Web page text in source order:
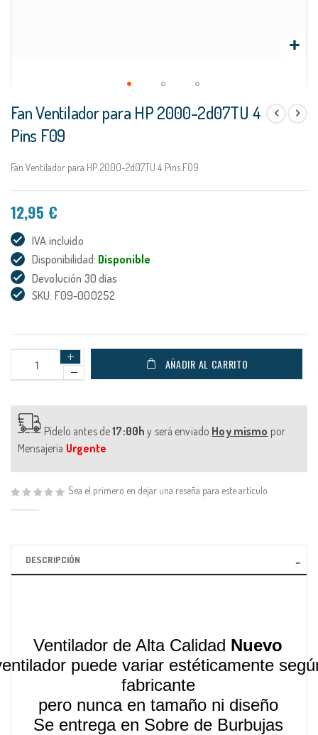
al
de
galería
Fan Ventilador para HP 2000-2d07TU 4
Pins F09
Fan Ventilador para HP 2000-2d07TU 4 Pins F09
12,95 €
IVA incluido
Disponibilidad: Disponible
Devolución 30 días
SKU: F09-000252
AÑADIR AL CARRITO
Pídelo antes de17:00h y será enviado Hoy mismo por
Mensajería Urgente
Sea el primero en dejar una reseña para este artículo
DESCRIPCIÓN
Ventilador de Alta Calidad Nuevo
puede variar estéticamente
fabricante
pero nunca en tamaño ni diseño
Se entrega en Sobre de Burbujas